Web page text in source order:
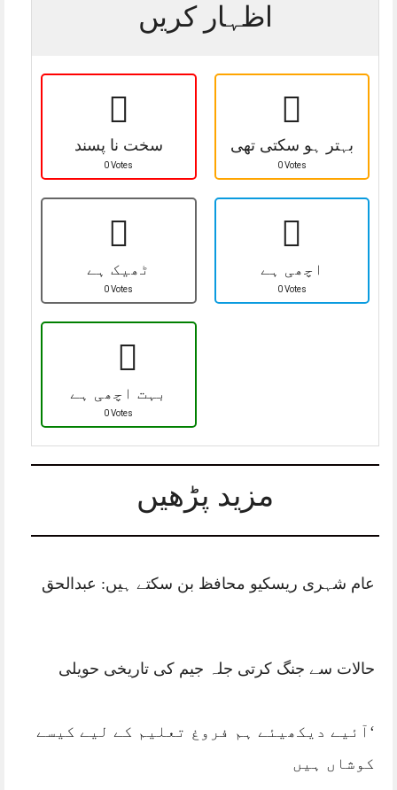
اظہار کریں
سخت نا پسند
0 Votes
بہتر ہو سکتی تھی
0 Votes
ٹھیک ہے
0 Votes
اچھی ہے
0 Votes
بہت اچھی ہے
0 Votes
مزید پڑھیں
عام شہری ریسکیو محافظ بن سکتے ہیں: عبدالحق
حالات سے جنگ کرتی جلہ جیم کی تاریخی حویلی
‘آئیے دیکھیئے ہم فروغ تعلیم کے لیے کیسے
کوشاں ہیں